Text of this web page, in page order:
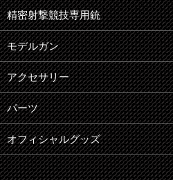
精密射撃競技専用銃
モデルガン
アクセサリー
パーツ
オフィシャルグッズ